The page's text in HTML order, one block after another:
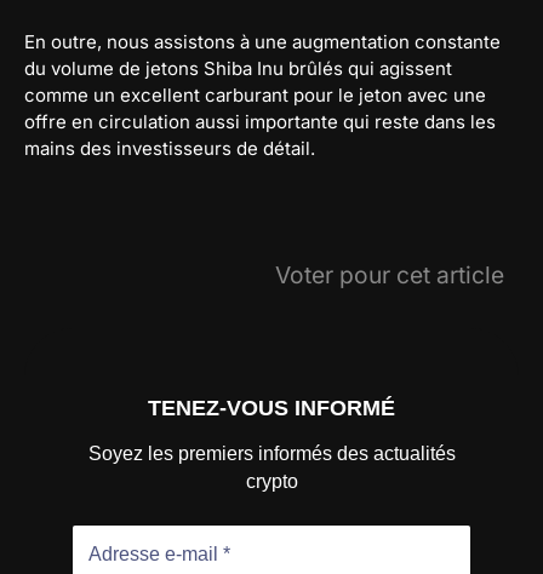
En outre, nous assistons à une augmentation constante
du volume de jetons Shiba Inu brûlés qui agissent
comme un excellent carburant pour le jeton avec une
offre en circulation aussi importante qui reste dans les
mains des investisseurs de détail.
Voter pour cet article
TENEZ-VOUS INFORMÉ
Soyez les premiers informés des actualités
crypto